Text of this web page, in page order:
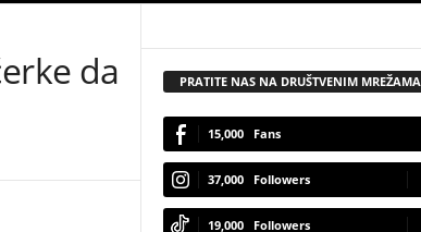
da
PRATITE NAS NA DRUŠTVENIM MREŽAMA
15,000 Fans
37,000 Followers
19,000 Followers